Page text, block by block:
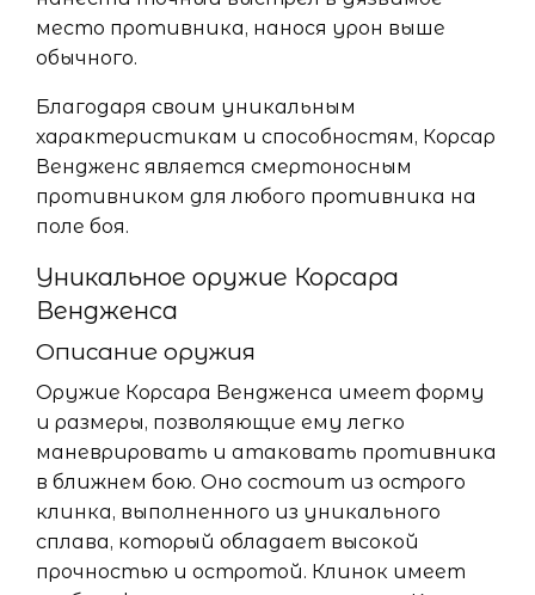
место противника, нанося урон выше
обычного.
Благодаря своим уникальным
характеристикам и способностям, Корсар
Вендженс является смертоносным
противником для любого противника на
поле боя.
Уникальное оружие Корсара
Вендженса
Описание оружия
Оружие Корсара Вендженса имеет форму
и размеры, позволяющие ему легко
маневрировать и атаковать противника
в ближнем бою. Оно состоит из острого
клинка, выполненного из уникального
сплава, который обладает высокой
прочностью и остротой. Клинок имеет